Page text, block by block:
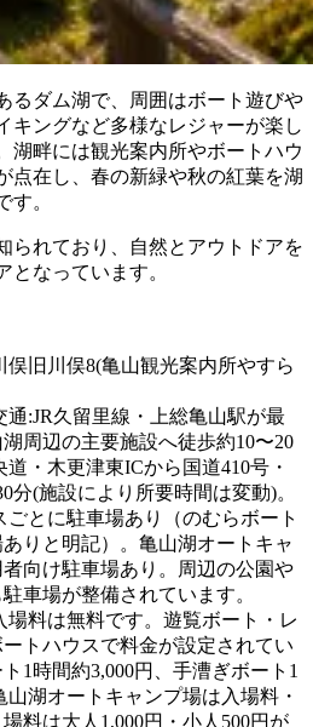
るダム湖で、周囲はボート遊びや
キングなど多様なレジャーが楽し
湖畔には観光案内所やボートハウ
点在し、春の新緑や秋の紅葉を湖
す。
られており、自然とアウトドアを
となっています。
俣旧川俣8(亀山観光案内所やすら
通:JR久留里線・上総亀山駅が最
周辺の主要施設へ徒歩約10〜20
・木更津東ICから国道410号・
分(施設により所要時間は変動)。
ごとに駐車場あり（のむらボート
りと明記）。亀山湖オートキャ
向け駐車場あり。周辺の公園や
車場が整備されています。
場料は無料です。遊覧ボート・レ
トハウスで料金が設定されてい
1時間約3,000円、手漕ぎボート1
山湖オートキャンプ場は入場料・
料は大人1,000円・小人500円が